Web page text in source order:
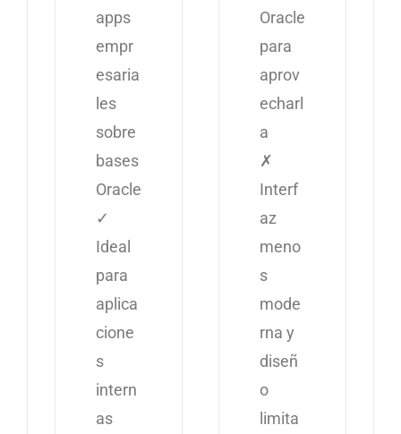
apps
empr
esaria
les
sobre
bases
Oracle
✓
Ideal
para
aplica
cione
s
intern
as
Oracle
para
aprov
echarl
a
✗
Interf
az
meno
s
mode
rna y
diseñ
o
limita